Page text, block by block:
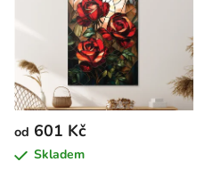
od 601 Kč
Skladem